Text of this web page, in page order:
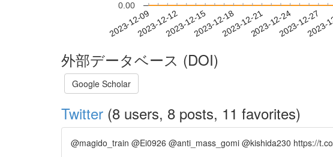
2023-12-092023-12-122023-12-152023-12-182023-12-212023-12-242023-12-27
0.00
外部データベース (DOI)
Google Scholar
Twitter (8 users, 8 posts, 11 favorites)
@magido_train @Ei0926 @anti_mass_gomi @kishida230 https://